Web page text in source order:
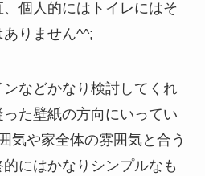
個人的にはトイレにはそ
りません^^;
などかなり検討してくれ
た壁紙の方向にいってい
気や家全体の雰囲気と合う
にはかなりシンプルなも